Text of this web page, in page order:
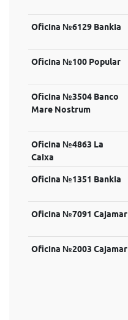
Oficina №6129 Bankia
Oficina №100 Popular
Oficina №3504 Banco
Mare Nostrum
Oficina №4863 La
Caixa
Oficina №1351 Bankia
Oficina №7091 Cajamar
Oficina №2003 Cajamar